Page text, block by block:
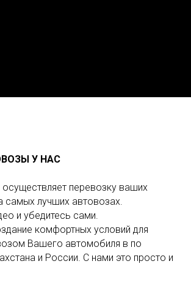
У НАС
перевозку ваших
самых лучших автовозах.
и убедитесь сами.
комфортных условий для
Вашего автомобиля в по
и России. С нами это просто и